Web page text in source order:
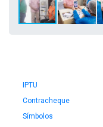
IPTU
Contracheque
Símbolos